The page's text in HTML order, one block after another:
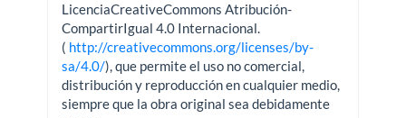
LicenciaCreativeCommons Atribución-
CompartirIgual 4.0 Internacional.
( http://creativecommons.org/licenses/by-
sa/4.0/), que permite el uso no comercial,
distribución y reproducción en cualquier medio,
siempre que la obra original sea debidamente